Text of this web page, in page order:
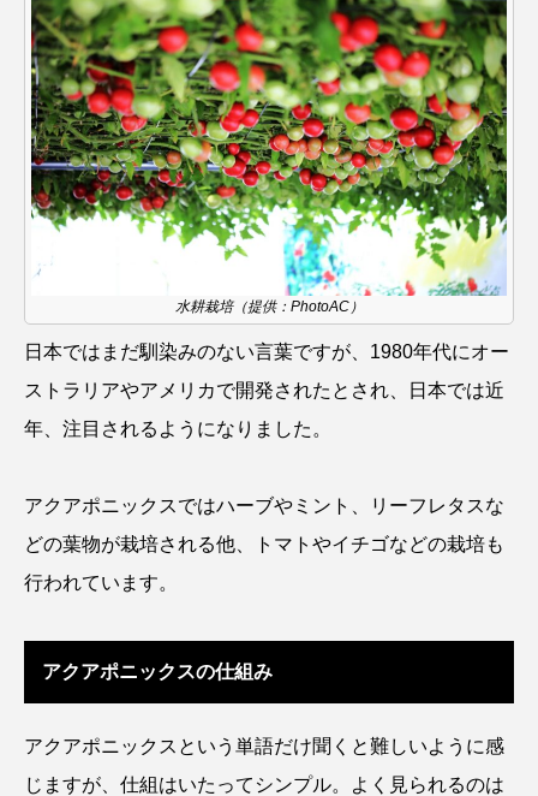
イッカク イトウ イトヒキアジ
イトヨリダイ イモリ イラスト
イリエワニ イワナ インドネシア
ウツボ ウナギ ウバザメ
ウミウシ エイ
エッセイ オオカミウオ
オショロコマ オスカー
オーストラリア カイエビ カイギュウ
カエルアンコウ カガミガイ
カタボシイワシ カツオ カニ
水耕栽培（提供：PhotoAC）
日本ではまだ馴染みのない言葉ですが、1980年代にオー
ストラリアやアメリカで開発されたとされ、日本では近
年、注目されるようになりました。
アクアポニックスではハーブやミント、リーフレタスな
どの葉物が栽培される他、トマトやイチゴなどの栽培も
行われています。
アクアポニックスの仕組み
アクアポニックスという単語だけ聞くと難しいように感
じますが、仕組はいたってシンプル。よく見られるのは